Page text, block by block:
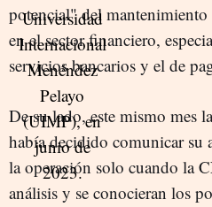
potencial" del mantenimiento
en el sector financiero,
servicios bancarios y el de
De su lado, este mismo mes
había decidido comunicar su
la operación solo cuando la
análisis y se conocieran los